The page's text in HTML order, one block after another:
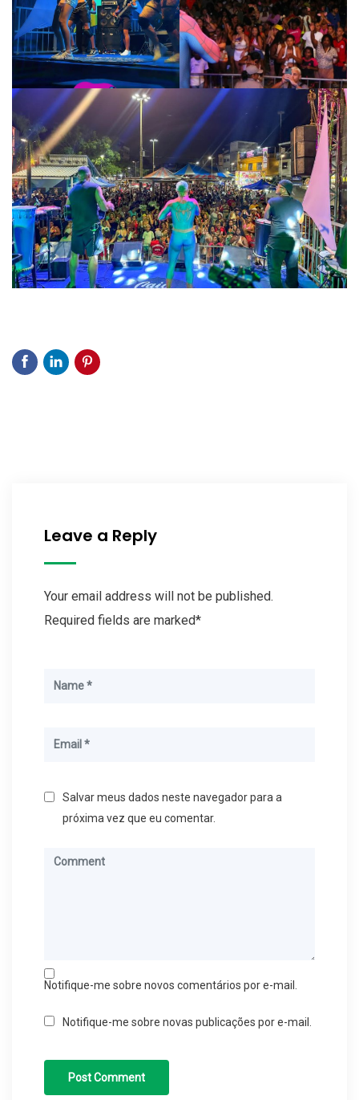
Leave a Reply
Your email address will not be published.
Required fields are marked*
Salvar meus dados neste navegador para a
próxima vez que eu comentar.
Notifique-me sobre novos comentários por e-mail.
Notifique-me sobre novas publicações por e-mail.